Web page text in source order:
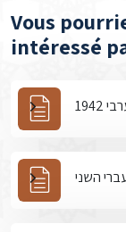
Vous
intéressé
השני